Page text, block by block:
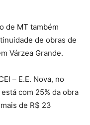
de MT também
de obras de
Várzea Grande.
– E.E. Nova, no
com 25% da obra
de R$ 23